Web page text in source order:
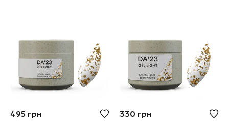
495 грн 330 грн